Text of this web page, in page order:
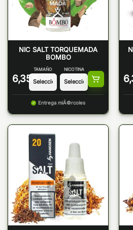
NIC SALT TORQUEMADA
BOMBO
6,35 €
TAMAÑO NICOTINA
Entrega miÃ©rcoles